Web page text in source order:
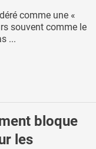
comme une «
souvent comme le
...
bloque
les